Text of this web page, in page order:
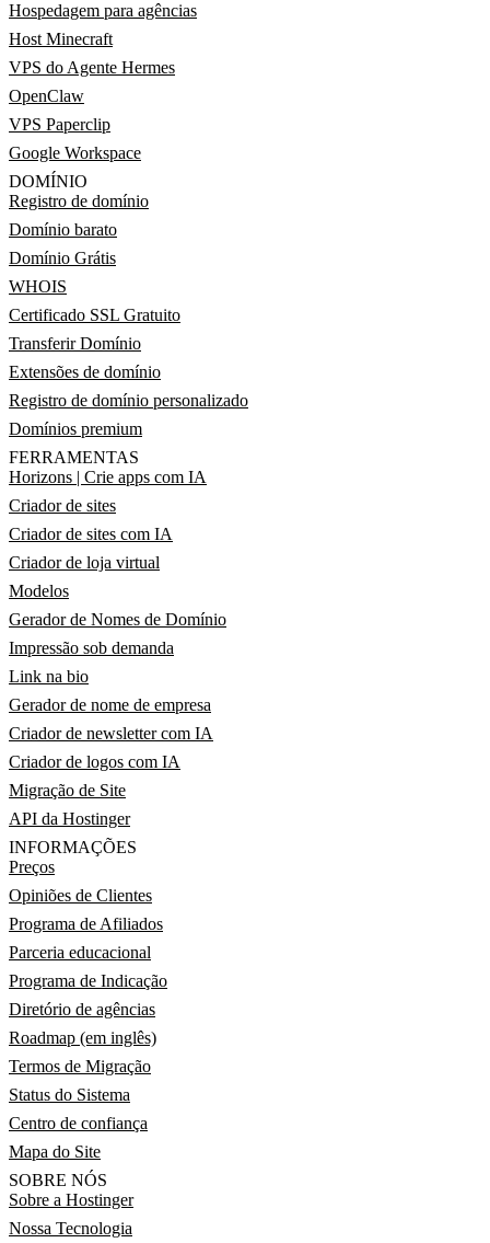
Hospedagem para agências
Host Minecraft
VPS do Agente Hermes
OpenClaw
VPS Paperclip
Google Workspace
DOMÍNIO
Registro de domínio
Domínio barato
Domínio Grátis
WHOIS
Certificado SSL Gratuito
Transferir Domínio
Extensões de domínio
Registro de domínio personalizado
Domínios premium
FERRAMENTAS
Horizons | Crie apps com IA
Criador de sites
Criador de sites com IA
Criador de loja virtual
Modelos
Gerador de Nomes de Domínio
Impressão sob demanda
Link na bio
Gerador de nome de empresa
Criador de newsletter com IA
Criador de logos com IA
Migração de Site
API da Hostinger
INFORMAÇÕES
Preços
Opiniões de Clientes
Programa de Afiliados
Parceria educacional
Programa de Indicação
Diretório de agências
Roadmap (em inglês)
Termos de Migração
Status do Sistema
Centro de confiança
Mapa do Site
SOBRE NÓS
Sobre a Hostinger
Nossa Tecnologia